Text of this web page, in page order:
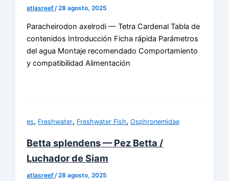
atlasreef/28 agosto, 2025
Paracheirodon axelrodi — Tetra Cardenal Tabla de
contenidos Introducción Ficha rápida Parámetros
del agua Montaje recomendado Comportamiento
y compatibilidad Alimentación
es, Freshwater, Freshwater Fish,Osphronemidae
Betta splendens — Pez Betta /
Luchador de Siam
atlasreef /28 agosto, 2025